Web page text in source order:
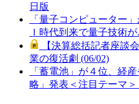
日版
「量子コンピューター
Ｉ時代到来で量子技術が
【決算総括記者座談
業の復活劇 (06/02)
「蓄電池」が４位、経
略」発表＜注目テーマ＞